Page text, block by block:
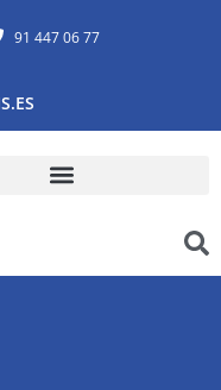
91 447 06 77